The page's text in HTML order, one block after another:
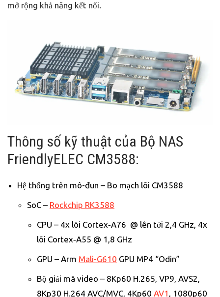
mở rộng khả năng kết nối.
Thông số kỹ thuật của Bộ NAS
FriendlyELEC CM3588:
Hệ thống trên mô-đun – Bo mạch lõi CM3588
SoC – Rockchip RK3588
CPU – 4x lõi Cortex‑A76 @ lên tới 2,4 GHz, 4x
lõi Cortex‑A55 @ 1,8 GHz
GPU – Arm Mali-G610 GPU MP4 “Odin”
Bộ giải mã video – 8Kp60 H.265, VP9, ​​AVS2,
8Kp30 H.264 AVC/MVC, 4Kp60 AV1 , 1080p60